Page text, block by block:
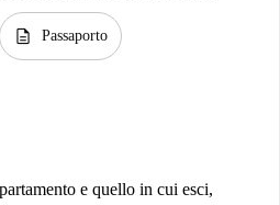
description Passaporto
e quello in cui esci,